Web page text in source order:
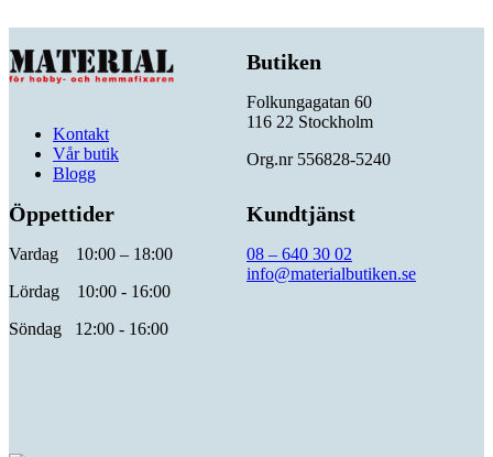
Kontakt
Vår butik
Blogg
Butiken
Folkungagatan 60
116 22 Stockholm
Org.nr 556828-5240
Öppettider
Vardag 10:00 – 18:00
Lördag 10:00 - 16:00
Söndag 12:00 - 16:00
Kundtjänst
08 – 640 30 02
info@materialbutiken.se